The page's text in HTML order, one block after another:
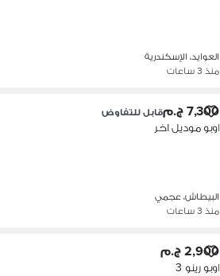
العوايد، الإسكندرية
منذ 3 ساعات
7,300 ج.م قابل للتفاوض
اوبو موديل اخر
البيطاش، عجمي
منذ 3 ساعات
2,900 ج.م
اوبو رينو 3